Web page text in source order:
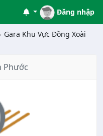
Đăng nhập
Gara Khu Vực Đồng Xoài
Phước